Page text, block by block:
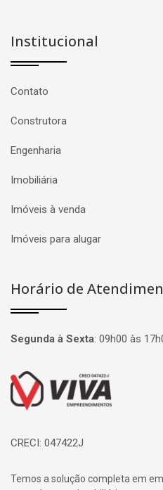
Institucional
Contato
Construtora
Engenharia
Imobiliária
Imóveis à venda
Imóveis para alugar
Horário de
Segunda à Sexta: 09h00 às
Página inicial
CRECI: 047422J
Temos a solução completa em